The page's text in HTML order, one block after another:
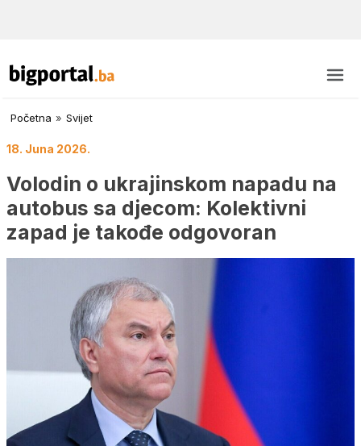
Početna » Svijet
18. Juna 2026.
Volodin o ukrajinskom napadu na
autobus sa djecom: Kolektivni
zapad je takođe odgovoran